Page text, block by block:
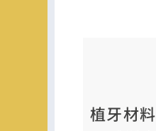
植牙材料